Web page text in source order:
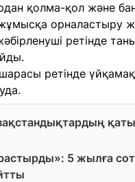
қолма-қол және
орналастыру
ретінде
ретінде
5 жылға